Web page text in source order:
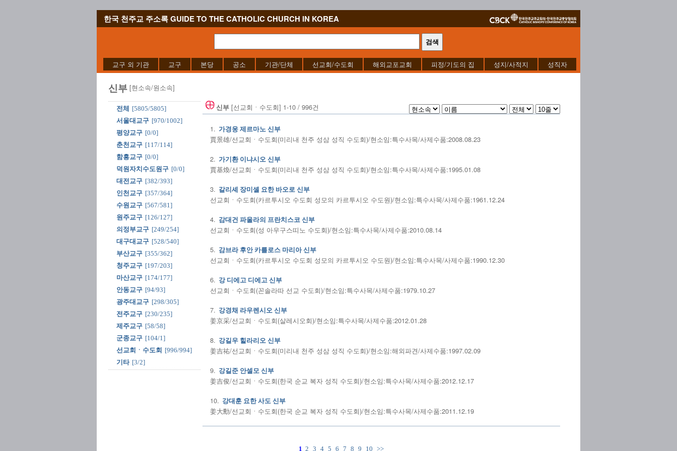
한국 천주교 주소록 GUIDE TO THE CATHOLIC CHURCH IN KOREA
교구 외 기관 교구 본당 공소 기관/단체 선교회/수도회 해외교포교회 피정/기도의 집 성지/사적지 성직자
신부 [현소속/원소속]
전체
[5805/5805]
서울대교구 [970/1002]
평양교구 [0/0]
춘천교구 [117/114]
함흥교구 [0/0]
덕원자치수도원구 [0/0]
대전교구 [382/393]
인천교구 [357/364]
수원교구 [567/581]
원주교구 [126/127]
의정부교구 [249/254]
대구대교구 [528/540]
부산교구 [355/362]
청주교구 [197/203]
마산교구 [174/177]
안동교구 [94/93]
광주대교구 [298/305]
전주교구 [230/235]
제주교구 [58/58]
군종교구 [104/1]
선교회ㆍ수도회 [996/994]
기타 [3/2]
신부 [선교회ㆍ수도회] 1-10 / 996건
1. 가경웅 제르마노 신부
賈景雄/선교회ㆍ수도회(미리내 천주 성삼 성직 수도회)/현소임:특수사목/사제수품:2008.08.23
2. 가기환 이냐시오 신부
賈基煥/선교회ㆍ수도회(미리내 천주 성삼 성직 수도회)/현소임:특수사목/사제수품:1995.01.08
3. 갈리셰 장미셸 요한 바오로 신부
선교회ㆍ수도회(카르투시오 수도회 성모의 카르투시오 수도원)/현소임:특수사목/사제수품:1961.12.24
4. 감대건 파울라의 프란치스코 신부
선교회ㆍ수도회(성 아우구스띠노 수도회)/현소임:특수사목/사제수품:2010.08.14
5. 감브라 후안 카를로스 마리아 신부
선교회ㆍ수도회(카르투시오 수도회 성모의 카르투시오 수도원)/현소임:특수사목/사제수품:1990.12.30
6. 강 디에고 디에고 신부
선교회ㆍ수도회(꼰솔라따 선교 수도회)/현소임:특수사목/사제수품:1979.10.27
7. 강경채 라우렌시오 신부
姜京采/선교회ㆍ수도회(살레시오회)/현소임:특수사목/사제수품:2012.01.28
8. 강길우 힐라리오 신부
姜吉祐/선교회ㆍ수도회(미리내 천주 성삼 성직 수도회)/현소임:해외파견/사제수품:1997.02.09
9. 강길준 안셀모 신부
姜吉俊/선교회ㆍ수도회(한국 순교 복자 성직 수도회)/현소임:특수사목/사제수품:2012.12.17
10. 강대훈 요한 사도 신부
姜大勳/선교회ㆍ수도회(한국 순교 복자 성직 수도회)/현소임:특수사목/사제수품:2011.12.19
1 2 3 4 5 6 7 8 9 10 >>